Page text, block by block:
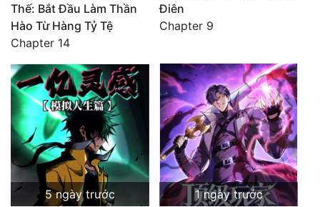
Thế: Bắt Đầu Làm Thần
Hào Từ Hàng Tỷ Tệ
Chapter 14
Điên
Chapter 9
5 ngày trước
1 ngày trước